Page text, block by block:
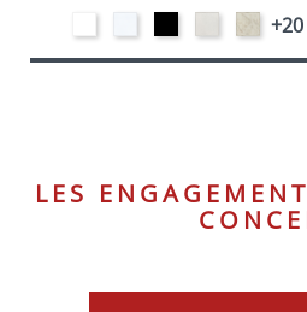
BLANCHP90
-
-
NOIR
STRATIFIE
HP93
-
HP98
-
+20
LES